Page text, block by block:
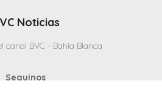
Noticias
canal BVC - Bahia Blanca
Seguinos